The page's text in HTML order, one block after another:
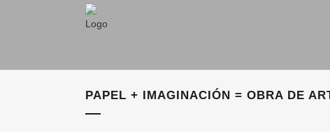
PAPEL + IMAGINACIÓN = OBRA DE